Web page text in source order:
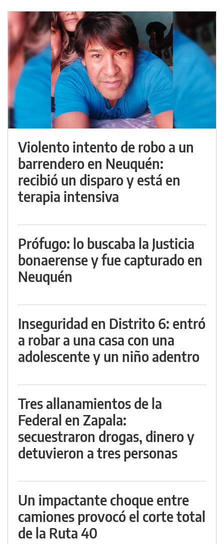
Violento intento de robo a un
barrendero en Neuquén:
recibió un disparo y está en
terapia intensiva
Prófugo: lo buscaba la Justicia
bonaerense y fue capturado en
Neuquén
Inseguridad en Distrito 6: entró
a robar a una casa con una
adolescente y un niño adentro
Tres allanamientos de la
Federal en Zapala:
secuestraron drogas, dinero y
detuvieron a tres personas
Un impactante choque entre
camiones provocó el corte total
de la Ruta 40